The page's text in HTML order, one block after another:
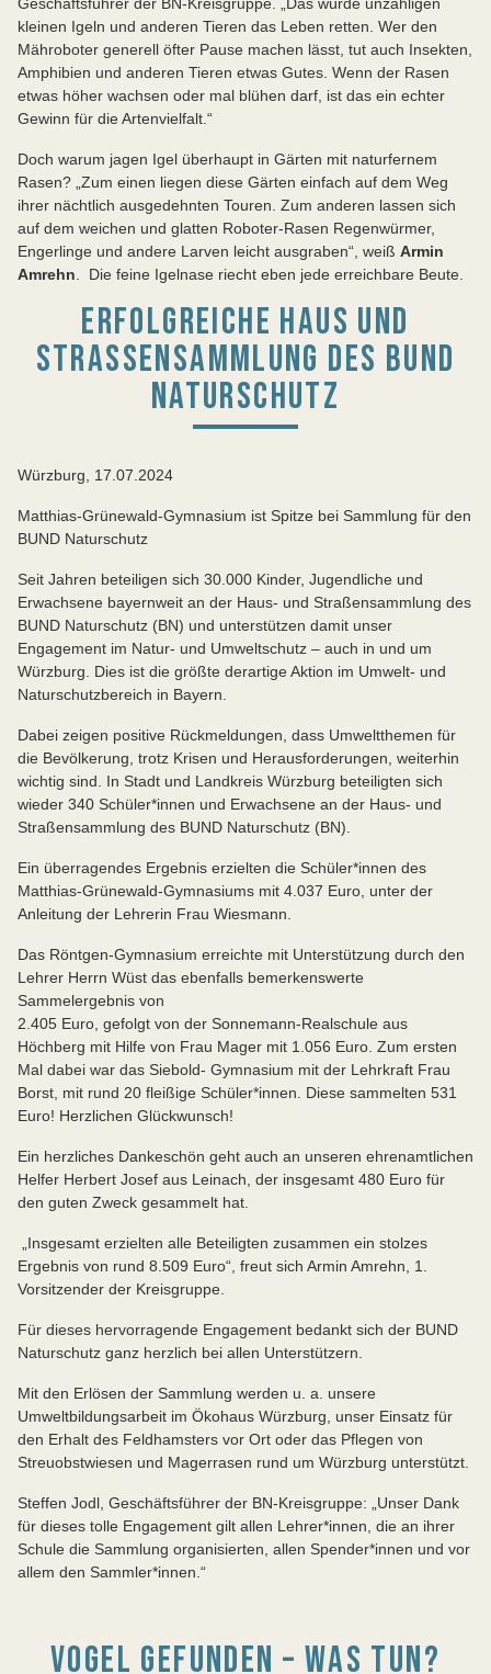
kleinen Igeln und anderen Tieren das Leben retten. Wer den
Mähroboter generell öfter Pause machen lässt, tut auch Insekten,
Amphibien und anderen Tieren etwas Gutes. Wenn der Rasen
etwas höher wachsen oder mal blühen darf, ist das ein echter
Gewinn für die Artenvielfalt.“
Doch warum jagen Igel überhaupt in Gärten mit naturfernem
Rasen? „Zum einen liegen diese Gärten einfach auf dem Weg
ihrer nächtlich ausgedehnten Touren. Zum anderen lassen sich
auf dem weichen und glatten Roboter-Rasen Regenwürmer,
Engerlinge und andere Larven leicht ausgraben“, weiß Armin
Amrehn . Die feine Igelnase riecht eben jede erreichbare Beute.
ERFOLGREICHE HAUS UND
STRASSENSAMMLUNG DES BUND N
ATURSCHUTZ
Würzburg, 17.07.2024
Matthias-Grünewald-Gymnasium ist Spitze bei Sammlung für den
BUND Naturschutz
Seit Jahren beteiligen sich 30.000 Kinder, Jugendliche und
Erwachsene bayernweit an der Haus- und Straßensammlung des
BUND Naturschutz (BN) und unterstützen damit unser
Engagement im Natur- und Umweltschutz – auch in und um
Würzburg. Dies ist die größte derartige Aktion im Umwelt- und
Naturschutzbereich in Bayern.
Dabei zeigen positive Rückmeldungen, dass Umweltthemen für
die Bevölkerung, trotz Krisen und Herausforderungen, weiterhin
wichtig sind. In Stadt und Landkreis Würzburg beteiligten sich
wieder 340 Schüler*innen und Erwachsene an der Haus- und
Straßensammlung des BUND Naturschutz (BN).
Ein überragendes Ergebnis erzielten die Schüler*innen des
Matthias-Grünewald-Gymnasiums mit 4.037 Euro, unter der
Anleitung der Lehrerin Frau Wiesmann.
Das Röntgen-Gymnasium erreichte mit Unterstützung durch den
Lehrer Herrn Wüst das ebenfalls bemerkenswerte
Sammelergebnis von
2.405 Euro, gefolgt von der Sonnemann-Realschule aus
Höchberg mit Hilfe von Frau Mager mit 1.056 Euro. Zum ersten
Mal dabei war das Siebold- Gymnasium mit der Lehrkraft Frau
Borst, mit rund 20 fleißige Schüler*innen. Diese sammelten 531
Euro! Herzlichen Glückwunsch!
Ein herzliches Dankeschön geht auch an unseren ehrenamtlichen
Helfer Herbert Josef aus Leinach, der insgesamt 480 Euro für
den guten Zweck gesammelt hat.
„Insgesamt erzielten alle Beteiligten zusammen ein stolzes
Ergebnis von rund 8.509 Euro“, freut sich Armin Amrehn, 1.
Vorsitzender der Kreisgruppe.
Für dieses hervorragende Engagement bedankt sich der BUND
Naturschutz ganz herzlich bei allen Unterstützern.
Mit den Erlösen der Sammlung werden u. a. unsere
Umweltbildungsarbeit im Ökohaus Würzburg, unser Einsatz für
den Erhalt des Feldhamsters vor Ort oder das Pflegen von
Streuobstwiesen und Magerrasen rund um Würzburg unterstützt.
Steffen Jodl, Geschäftsführer der BN-Kreisgruppe: „Unser Dank
für dieses tolle Engagement gilt allen Lehrer*innen, die an ihrer
Schule die Sammlung organisierten, allen Spender*innen und vor
allem den Sammler*innen.“
VOGEL GEFUNDEN – WAS TUN?